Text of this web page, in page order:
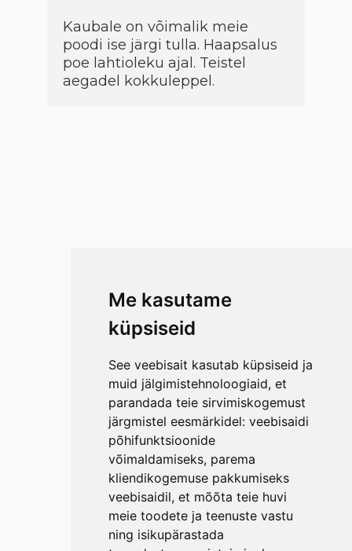
Me kasutame
küpsiseid
See veebisait kasutab küpsiseid ja
muid jälgimistehnoloogiaid, et
parandada teie sirvimiskogemust
järgmistel eesmärkidel: veebisaidi
põhifunktsioonide
võimaldamiseks, parema
kliendikogemuse pakkumiseks
veebisaidil, et mõõta teie huvi
meie toodete ja teenuste vastu
ning isikupärastada
Kaubale on võimalik meie
poodi ise järgi tulla. Haapsalus
poe lahtioleku ajal. Teistel
aegadel kokkuleppel.